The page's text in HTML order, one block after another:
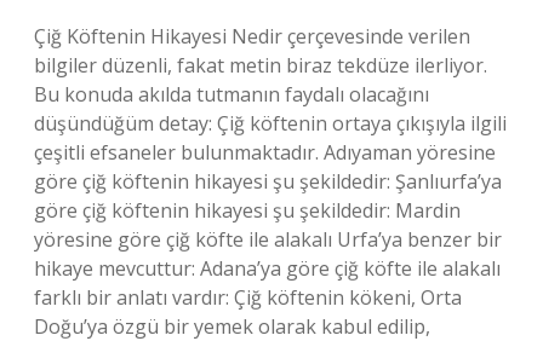
Çiğ Köftenin Hikayesi Nedir çerçevesinde verilen
bilgiler düzenli, fakat metin biraz tekdüze ilerliyor.
Bu konuda akılda tutmanın faydalı olacağını
düşündüğüm detay: Çiğ köftenin ortaya çıkışıyla ilgili
çeşitli efsaneler bulunmaktadır. Adıyaman yöresine
göre çiğ köftenin hikayesi şu şekildedir: Şanlıurfa’ya
göre çiğ köftenin hikayesi şu şekildedir: Mardin
yöresine göre çiğ köfte ile alakalı Urfa’ya benzer bir
hikaye mevcuttur: Adana’ya göre çiğ köfte ile alakalı
farklı bir anlatı vardır: Çiğ köftenin kökeni, Orta
Doğu’ya özgü bir yemek olarak kabul edilip,